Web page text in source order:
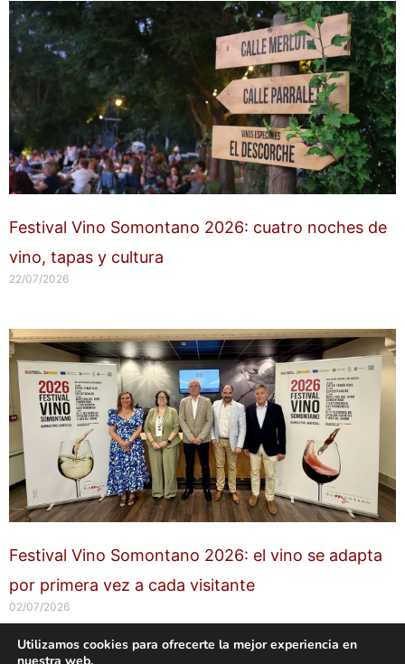
Festival Vino Somontano 2026: cuatro noches de
vino, tapas y cultura
22/07/2026
Festival Vino Somontano 2026: el vino se adapta
por primera vez a cada visitante
02/07/2026
Utilizamos cookies para ofrecerte la mejor experiencia en